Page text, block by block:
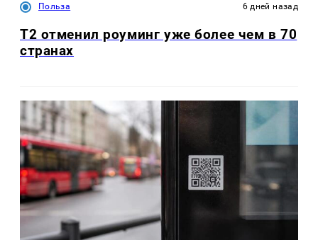
Польза 6 дней назад
Т2 отменил роуминг уже более чем в 70
странах